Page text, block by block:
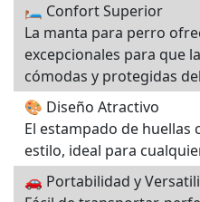
🛏️ Confort Superior
La manta para perro
excepcionales para que
cómodas y protegidas
🎨 Diseño Atractivo
El estampado de
estilo, ideal para
🚗 Portabilidad y